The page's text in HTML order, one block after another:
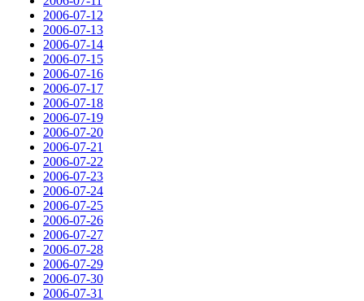
2006-07-12
2006-07-13
2006-07-14
2006-07-15
2006-07-16
2006-07-17
2006-07-18
2006-07-19
2006-07-20
2006-07-21
2006-07-22
2006-07-23
2006-07-24
2006-07-25
2006-07-26
2006-07-27
2006-07-28
2006-07-29
2006-07-30
2006-07-31